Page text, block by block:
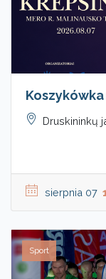
Druskininkų
sierpnia 07
Sport